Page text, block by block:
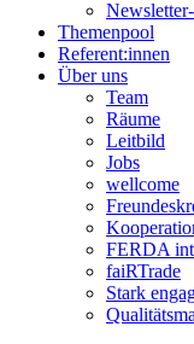
Themenpool
Referent:innen
Über uns
Team
Räume
Leitbild
Jobs
wellcome
FERDA
faiRTrade
Stark